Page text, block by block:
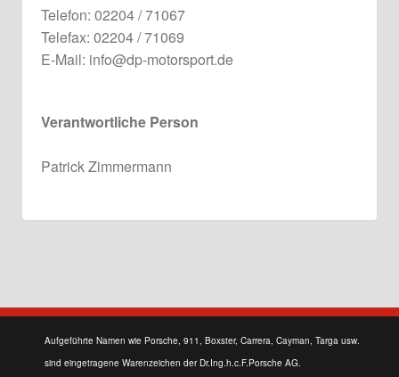
Telefon: 02204 / 71067
Telefax: 02204 / 71069
E-Mail: info@dp-motorsport.de
Verantwortliche Person
Patrick Zimmermann
Aufgeführte Namen wie Porsche, 911, Boxster, Carrera, Cayman, Targa usw.
sind eingetragene Warenzeichen der Dr.Ing.h.c.F.Porsche AG.